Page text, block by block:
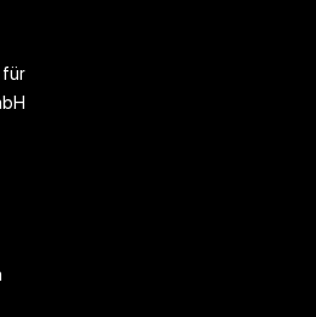
für